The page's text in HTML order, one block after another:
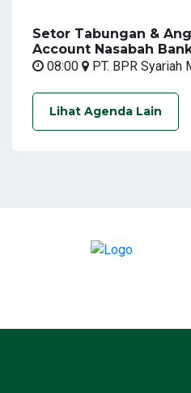
Setor Tabungan &
Account Nasabah
08:00
PT. BPR Syariah
Lihat Agenda Lain